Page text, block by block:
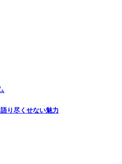
り尽くせない魅力